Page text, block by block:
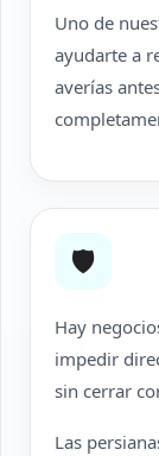
Uno de
ayudarte a
averías
🛡
Hay
impedir
sin cerrar
Las